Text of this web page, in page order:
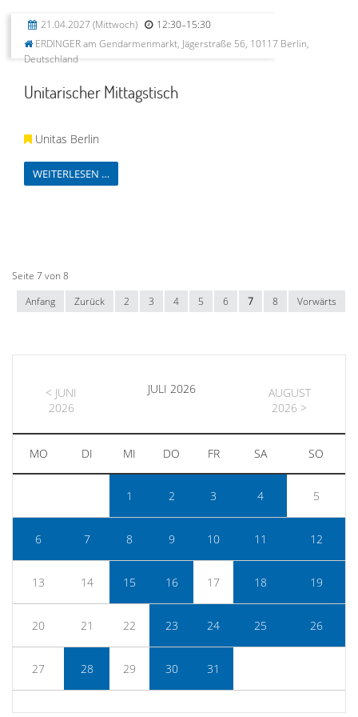
21.04.2027 (Mittwoch)
12:30–15:30
ERDINGER am Gendarmenmarkt, Jägerstraße 56, 10117 Berlin,
Deutschland
Unitarischer Mittagstisch
Unitas Berlin
WEITERLESEN …
Seite 7 von 8
Anfang
Zurück 2 3 4 5 6 7 8 Vorwärts
< JUNI
2026
JULI 2026
AUGUST
2026 >
MO DI MI DO FR SA SO
1 2 3 4 5
6 7 8 9 10 11 12
13 14 15 16 17 18 19
20 21 22 23 24 25 26
27 28 29 30 31